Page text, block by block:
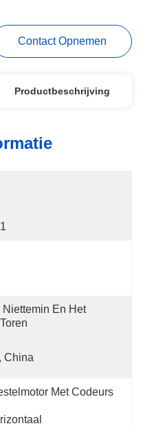
Contact Opnemen
Productbeschrijving
Niettemin En Het
China
Met Codeurs